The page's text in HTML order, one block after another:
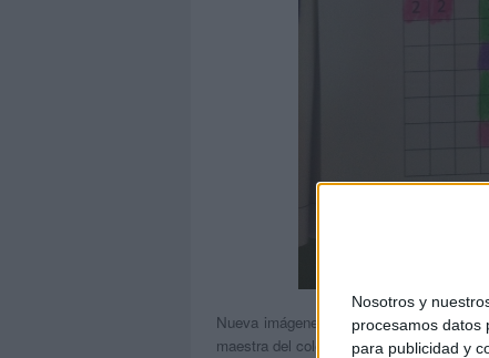
Nosotros y
procesamos datos
para publicidad y
Nueva imágenes de Patricia Carolina
maestra del colegio
Gabriel Pérez Cárcel